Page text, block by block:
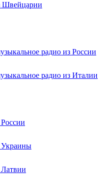
Швейцарии
радио из России
радио из Италии
Украины